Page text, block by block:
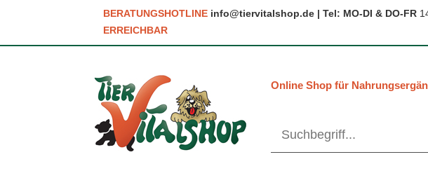
BERATUNGSHOTLINE info@tiervitalshop.de | Tel: MO-DI & DO-FR
ERREICHBAR
Online Shop für